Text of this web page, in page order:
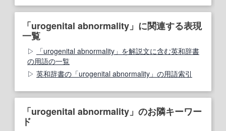
「urogenital abnormality」に関連する表現
一覧
「urogenital abnormality」を解説文に含む英和辞書
の用語の一覧
英和辞書の「urogenital abnormality」の用語索引
「urogenital abnormality」のお隣キーワー
ド